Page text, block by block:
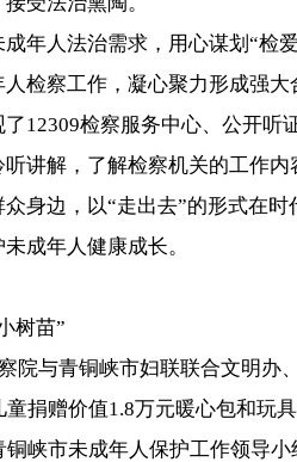
人法治需求，用心谋划“检爱
检察工作，凝心聚力形成强
检察服务中心、公开听
讲解，了解检察机关的工作
边，以“走出去”的形式在时
成年人健康成长。
树苗”
与青铜峡市妇联联合文明办
捐赠价值1.8万元暖心包和玩
市未成年人保护工作领导小